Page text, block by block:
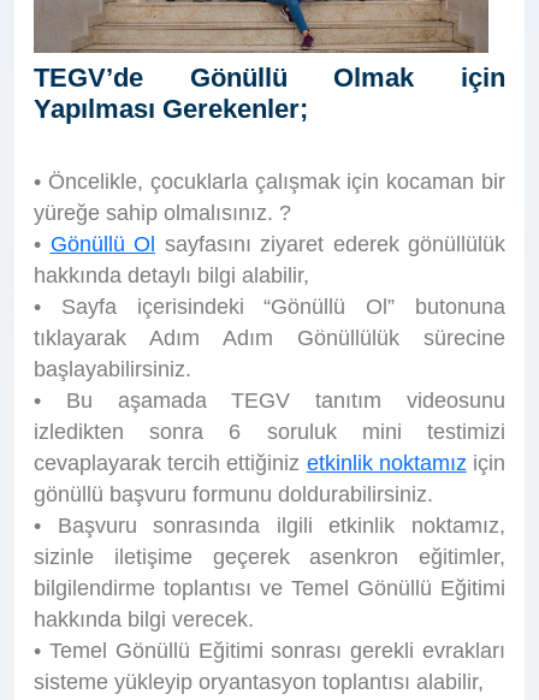
TEGV’de Gönüllü Olmak için
Yapılması Gerekenler;
• Öncelikle, çocuklarla çalışmak için kocaman bir
yüreğe sahip olmalısınız. ?
• Gönüllü Ol
sayfasını ziyaret ederek gönüllülük
hakkında detaylı bilgi alabilir,
• Sayfa içerisindeki “Gönüllü Ol” butonuna
tıklayarak Adım Adım Gönüllülük sürecine
başlayabilirsiniz.
• Bu aşamada TEGV tanıtım videosunu
izledikten sonra 6 soruluk mini testimizi
cevaplayarak tercih ettiğiniz etkinlik noktamıziçin
gönüllü başvuru formunu doldurabilirsiniz.
• Başvuru sonrasında ilgili etkinlik noktamız,
sizinle iletişime geçerek asenkron eğitimler,
bilgilendirme toplantısı ve Temel Gönüllü Eğitimi
hakkında bilgi verecek.
• Temel Gönüllü Eğitimi sonrası gerekli evrakları
sisteme yükleyip oryantasyon toplantısı alabilir,